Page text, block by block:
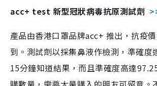
acc+ test 新型冠狀病毒抗原測試劑
產品由香港口罩品牌acc+ 推出，抗疫
到。測試劑以採集鼻液作檢測，準確度
15分鐘知道結果，而且準確度高達